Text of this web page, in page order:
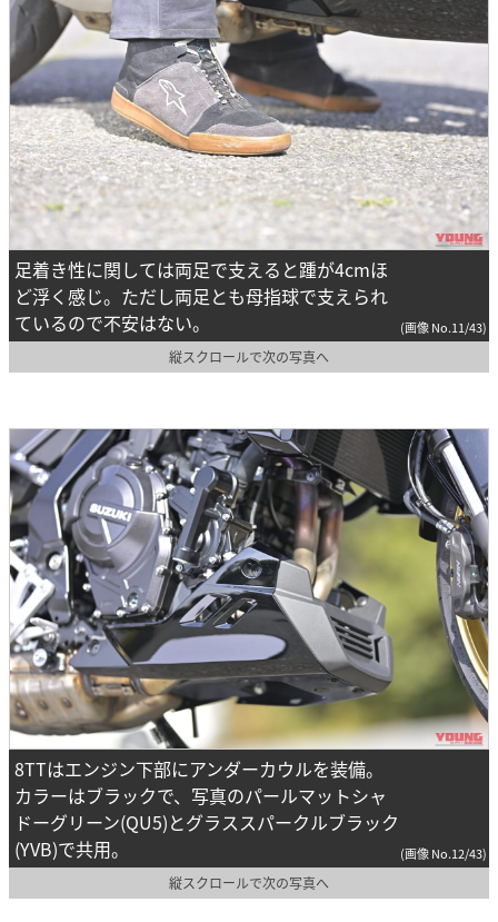
足着き性に関しては両足で支えると踵が4cmほ
ど浮く感じ。ただし両足とも母指球で支えられ
ているので不安はない。
(画像 No.11/43)
縦スクロールで次の写真へ
8TTはエンジン下部にアンダーカウルを装備。
カラーはブラックで、写真のパールマットシャ
ドーグリーン(QU5)とグラススパークルブラック
(YVB)で共用。
(画像 No.12/43)
縦スクロールで次の写真へ